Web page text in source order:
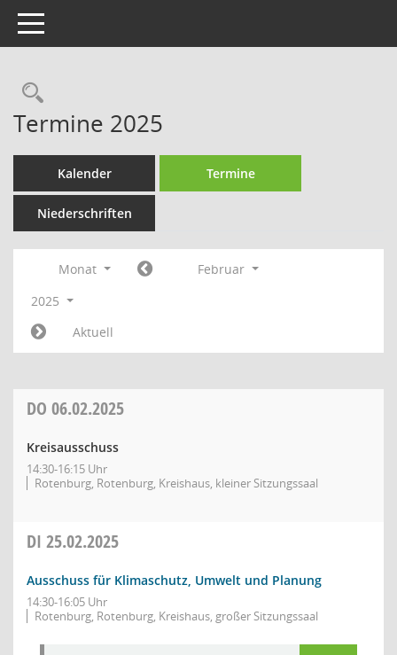
Toggle navigation
Rechercheauswahl
Termine 2025
Kalender Termine
Niederschriften
Monat
Februar
2025
Aktuell
DO 06.02.2025
Kreisausschuss
14:30-16:15 Uhr
Rotenburg, Rotenburg, Kreishaus, kleiner Sitzungssaal
DI 25.02.2025
Ausschuss für Klimaschutz, Umwelt und Planung
14:30-16:05 Uhr
Rotenburg, Rotenburg, Kreishaus, großer Sitzungssaal